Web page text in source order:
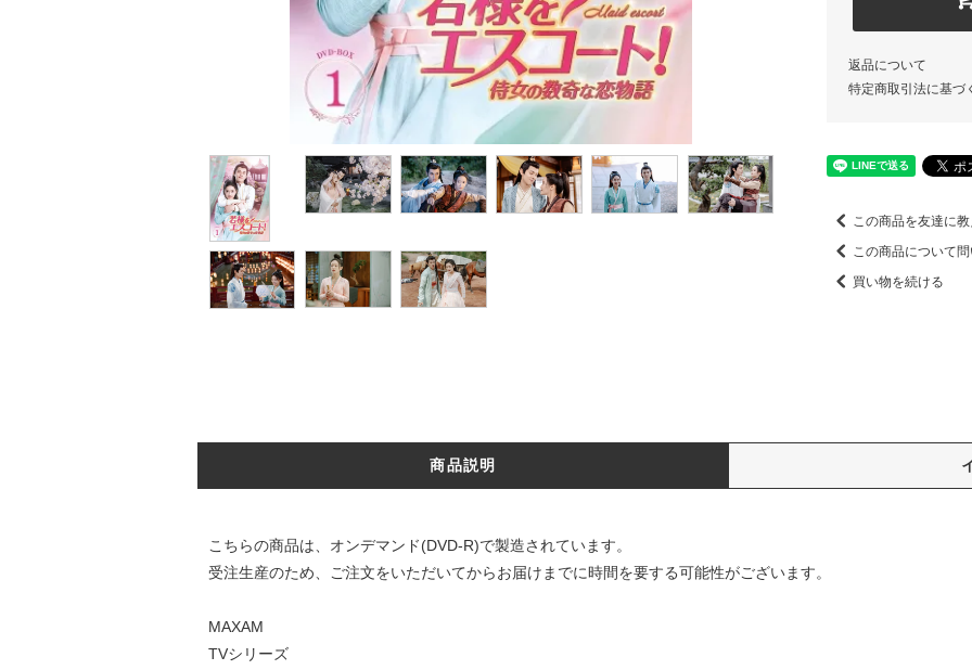
返品について
特定商取引法に基づ
この商品を友達に教
この商品について
買い物を続ける
商品説明
こちらの商品は、オンデマンド(DVD-R)で製造されています。
受注生産のため、ご注文をいただいてからお届けまでに時間を要する可能性がございます。
MAXAM
TVシリーズ